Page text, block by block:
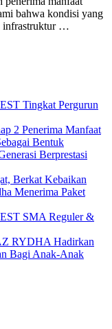
bahwa kondisi yang
infrastruktur …
Tingkat Pergurun
2 Penerima Manfaat
Bentuk
Berprestasi
Berkat Kebaikan
Menerima Paket
SMA Reguler &
RYDHA Hadirkan
Bagi Anak-Anak